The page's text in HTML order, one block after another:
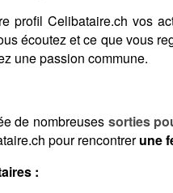
profil Celibataire.ch vos
écoutez et ce que vous
une passion commune.
de nombreuses sorties
pour rencontrerune
: